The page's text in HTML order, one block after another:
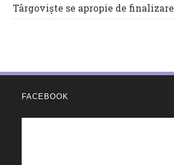
Târgoviște se apropie de finalizare
FACEBOOK